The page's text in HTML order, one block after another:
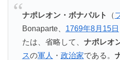
ナポレオン・ボナパルト （
Bonaparte、 1769年8月15日
たは、省略して、 ナポレオ
スの軍人 ・ 政治家である。